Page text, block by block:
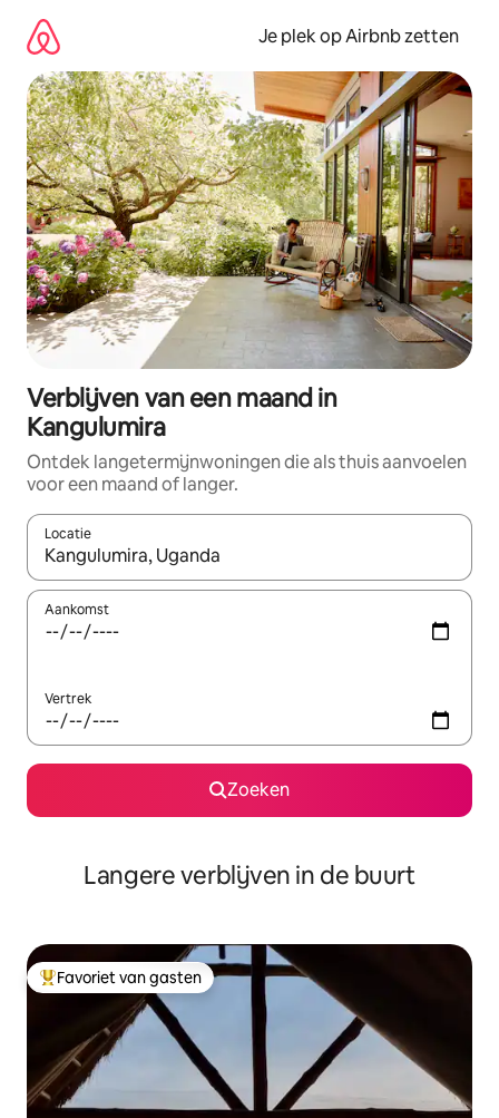
direct
naar
inhoud
Je plek op Airbnb zetten
Verblijven van een maand in
Kangulumira
Ontdek langetermijnwoningen die als thuis aanvoelen
voor een maand of langer.
Locatie
Wanneer er resultaten beschikbaar zijn, maak je een keuze
Aankomst
Vertrek
Zoeken
Langere verblijven in de buurt
Topfavoriet van gasten
Favoriet van gasten